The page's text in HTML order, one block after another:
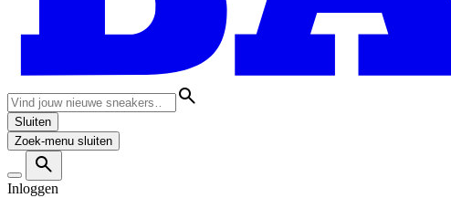
Sluiten
Zoek-menu sluiten
Inloggen